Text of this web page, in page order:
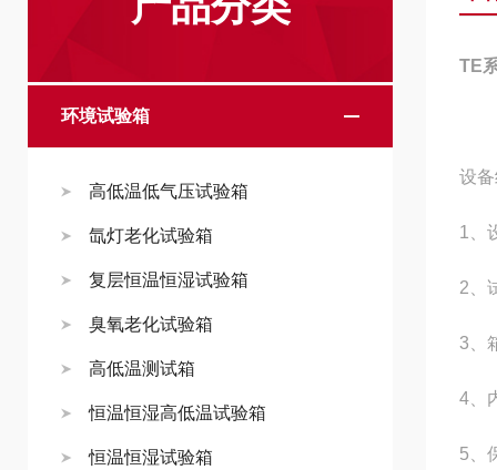
环境试验箱
高低温低气压试验箱
氙灯老化试验箱
复层恒温恒湿试验箱
臭氧老化试验箱
高低温测试箱
恒温恒湿高低温试验箱
恒温恒湿试验箱
TE
设
1、
2、
3、
4、
5、